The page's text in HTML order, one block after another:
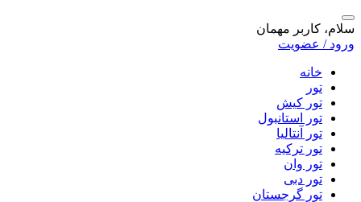
سلام، کاربر مهمان
ورود / عضویت
خانه
تور
تور کیش
تور استانبول
تور آنتالیا
تور ترکیه
تور وان
تور دبی
تور گرجستان